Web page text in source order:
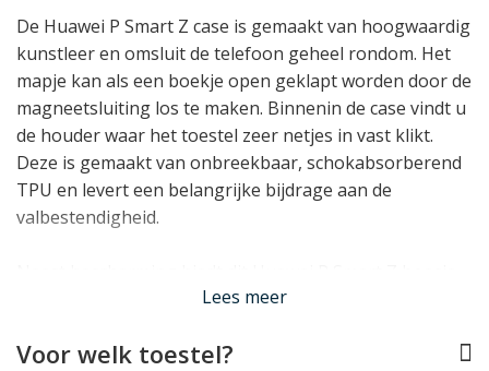
De Huawei P Smart Z case is gemaakt van hoogwaardig
kunstleer en omsluit de telefoon geheel rondom. Het
mapje kan als een boekje open geklapt worden door de
magneetsluiting los te maken. Binnenin de case vindt u
de houder waar het toestel zeer netjes in vast klikt.
Deze is gemaakt van onbreekbaar, schokabsorberend
TPU en levert een belangrijke bijdrage aan de
valbestendigheid.
ook handige functionaliteit. Zo vindt u binnenin de
bonnetjes of briefgeld. Ook kan het telefoonhoesje als
Lees meer
Voor welk toestel?